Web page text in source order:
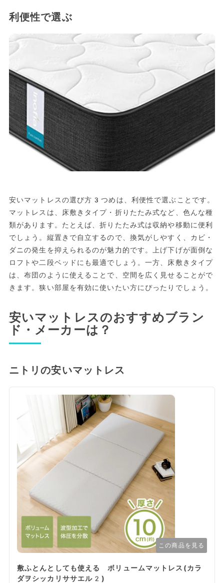
利便性で選ぶ
安いマットレスの選び方3つめは、利便性で選ぶことです。
マットレスは、床敷きタイプ・折りたたみ式など、色んな種
類があります。たとえば、折りたたみ式は収納や移動に便利
でしょう。縦置きで自立するので、換気がしやすく、カビ・
ダニの発生を抑えられるのが魅力的です。上げ下げが面倒な
ロフトや二段ベッドにも最適でしょう。一方、床敷きタイプ
は、布団のように使えることで、空間を広く見せることがで
きます。狭い部屋を有効に使いたい方にぴったりでしょう。
安いマットレスのおすすめブラン
ド・メーカーは？
ニトリの安いマットレス
この商品を見る
敷ふとんとしても使える ボリュームマットレス(カラ
ダヲシッカリササエル2)